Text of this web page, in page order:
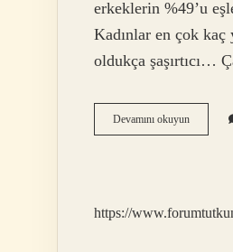
erkeklerin %49’u
Kadınlar en çok kaç
oldukça şaşırtıcı…
Devamını okuyunHangi
Cinsiyet
https://